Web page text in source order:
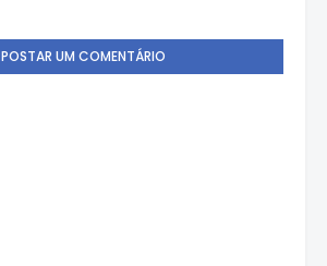
POSTAR UM COMENTÁRIO